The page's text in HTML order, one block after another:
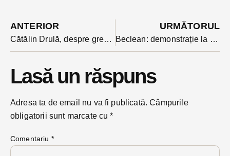
ANTERIOR
Cătălin Drulă, despre greva din învățământ: Ciucă și Ciolacu trebuie să taie pensiile speciale și să crească salariile profesorilor
URMĂTORUL
Beclean: demonstrație la cald de canalizare reparată fără să atingi asfaltul. O firma a partenerilor polonezi în centrul acțiunii
Lasă un răspuns
Adresa ta de email nu va fi publicată. Câmpurile
obligatorii sunt marcate cu*
Comentariu *